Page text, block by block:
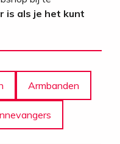
is als je het kunt
Armbanden